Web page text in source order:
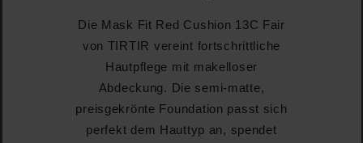
Die Mask Fit Red Cushion 13C Fair
von TIRTIR vereint fortschrittliche
Hautpflege mit makelloser
Abdeckung. Die semi-matte,
preisgekrönte Foundation passt sich
perfekt dem Hauttyp an, spendet